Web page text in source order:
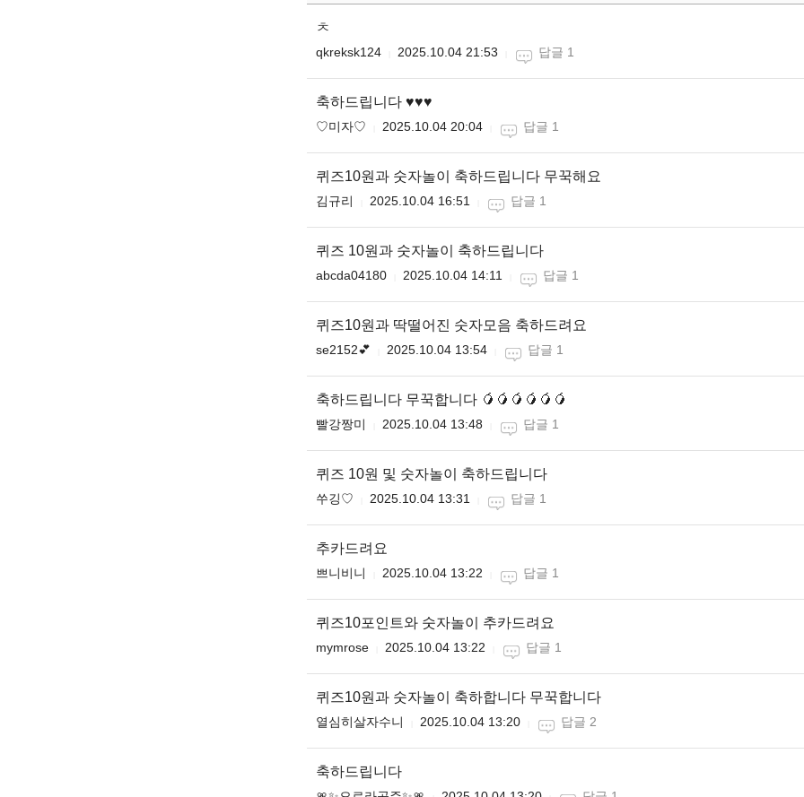
ㅊ
qkreksk124 2025.10.04 21:53 답글 1
축하드립니다 ♥️♥️♥️
♡미자♡ 2025.10.04 20:04 답글 1
퀴즈10원과 숫자놀이 축하드립니다 무꾹해요
김규리 2025.10.04 16:51 답글 1
퀴즈 10원과 숫자놀이 축하드립니다
abcda04180 2025.10.04 14:11 답글 1
퀴즈10원과 딱떨어진 숫자모음 축하드려요
se2152💕 2025.10.04 13:54 답글 1
축하드립니다 무꾹합니다 🥭🥭🥭🥭🥭🥭
빨강짱미 2025.10.04 13:48 답글 1
퀴즈 10원 및 숫자놀이 축하드립니다
쑤깅♡ 2025.10.04 13:31 답글 1
추카드려요
쁘니비니 2025.10.04 13:22 답글 1
퀴즈10포인트와 숫자놀이 추카드려요
mymrose 2025.10.04 13:22 답글 1
퀴즈10원과 숫자놀이 축하합니다 무꾹합니다
열심히살자수니 2025.10.04 13:20 답글 2
축하드립니다